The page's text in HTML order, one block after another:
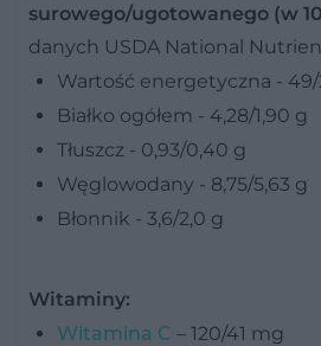
surowego/ugotowanego (w
danych USDA National
Wartość energetyczna - 49/
Białko ogółem - 4,28/1,90 g
Tłuszcz - 0,93/0,40 g
Węglowodany - 8,75/5,63 g
Błonnik - 3,6/2,0 g
Witaminy:
Witamina C – 120/41 mg